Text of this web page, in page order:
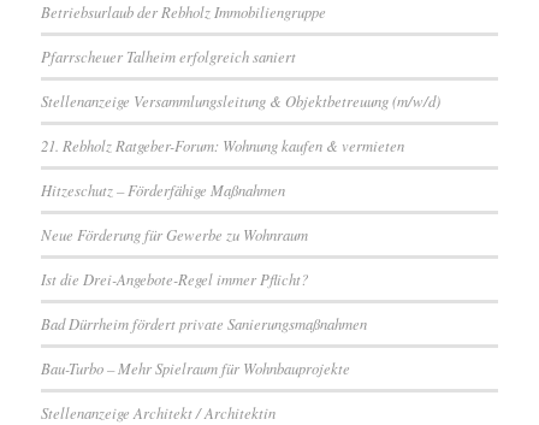
Betriebsurlaub der Rebholz Immobiliengruppe
Pfarrscheuer Talheim erfolgreich saniert
Stellenanzeige Versammlungsleitung & Objektbetreuung (m/w/d)
21. Rebholz Ratgeber-Forum: Wohnung kaufen & vermieten
Hitzeschutz – Förderfähige Maßnahmen
Neue Förderung für Gewerbe zu Wohnraum
Ist die Drei-Angebote-Regel immer Pflicht?
Bad Dürrheim fördert private Sanierungsmaßnahmen
Bau-Turbo – Mehr Spielraum für Wohnbauprojekte
Stellenanzeige Architekt / Architektin